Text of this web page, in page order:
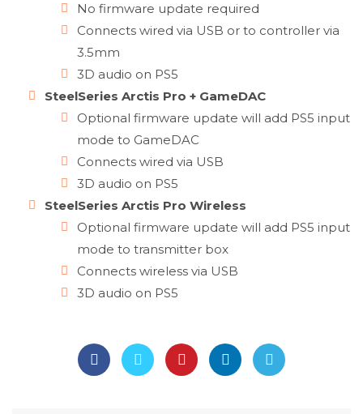
No firmware update required
Connects wired via USB or to controller via
3.5mm
3D audio on PS5
SteelSeries Arctis Pro + GameDAC
Optional firmware update will add PS5 input
mode to GameDAC
Connects wired via USB
3D audio on PS5
SteelSeries Arctis Pro Wireless
Optional firmware update will add PS5 input
mode to transmitter box
Connects wireless via USB
3D audio on PS5